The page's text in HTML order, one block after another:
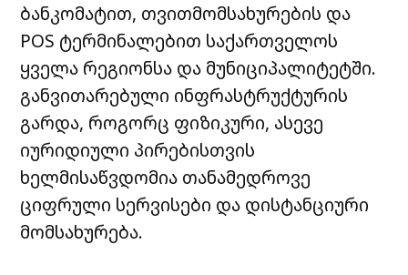
ბანკომატით, თვითმომსახურების და
POS ტერმინალებით საქართველოს
ყველა რეგიონსა და მუნიციპალიტეტში.
განვითარებული ინფრასტრუქტურის
გარდა, როგორც ფიზიკური, ასევე
იურიდიული პირებისთვის
ხელმისაწვდომია თანამედროვე
ციფრული სერვისები და დისტანციური
მომსახურება.